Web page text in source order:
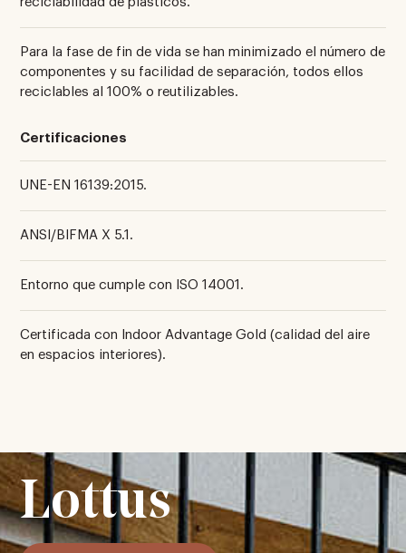
Para la fase de fin de vida se han minimizado el número de
componentes y su facilidad de separación, todos ellos
reciclables al 100% o reutilizables.
Certificaciones
UNE-EN 16139:2015.
ANSI/BIFMA X 5.1.
Entorno que cumple con ISO 14001.
Certificada con Indoor Advantage Gold (calidad del aire
en espacios interiores).
Lottus